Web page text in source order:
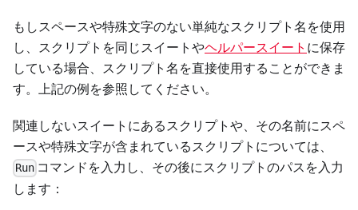
もしスペースや特殊文字のない単純なスクリプト名を使用
し、スクリプトを同じスイートやヘルパースイート に保存
している場合、スクリプト名を直接使用することができま
す。上記の例を参照してください。
関連しないスイートにあるスクリプトや、その名前にスペ
ースや特殊文字が含まれているスクリプトについては、
Run コマンドを入力し、その後にスクリプトのパスを入力
します：